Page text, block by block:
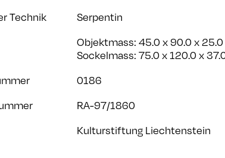
Technik
Serpentin
Objektmass: 45.0 x 90.0 x
Sockelmass: 75.0 x 120.0 x
0186
RA-97/1860
Kulturstiftung Liechtenstein